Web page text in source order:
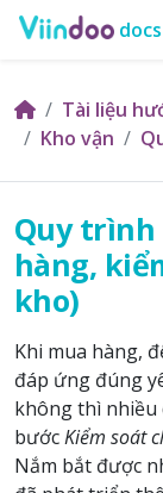
docs
Tài liệu
Kho vận
Quy trình
hàng,
kho)
Khi mua hàng,
đáp ứng đúng
không thì nhiều
bướcKiểm soát
Nắm bắt được